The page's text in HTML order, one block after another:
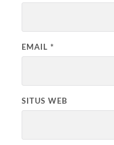
EMAIL *
SITUS WEB